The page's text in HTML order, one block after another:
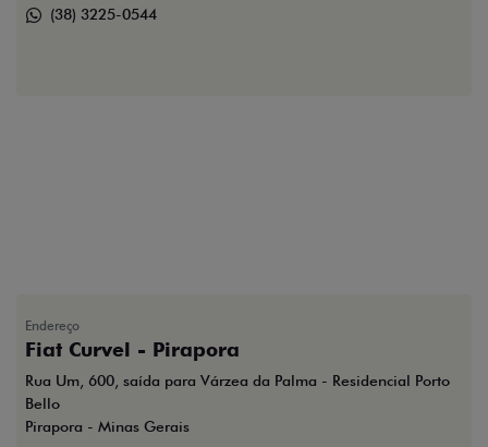
(38) 3225-0544
Endereço
Fiat Curvel - Pirapora
Rua Um, 600, saída para Várzea da Palma - Residencial Porto
Bello
Pirapora - Minas Gerais